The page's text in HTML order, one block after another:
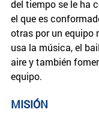
del tiempo se le ha
el que es
otras por un equipo
usa la música, el
aire y también
equipo.
MISIÓN